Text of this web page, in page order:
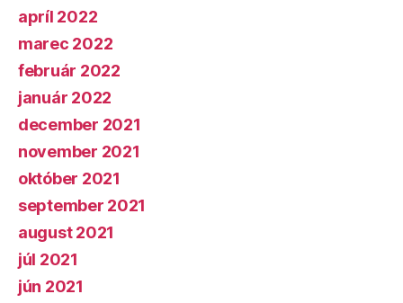
apríl 2022
marec 2022
február 2022
január 2022
december 2021
november 2021
október 2021
september 2021
august 2021
júl 2021
jún 2021